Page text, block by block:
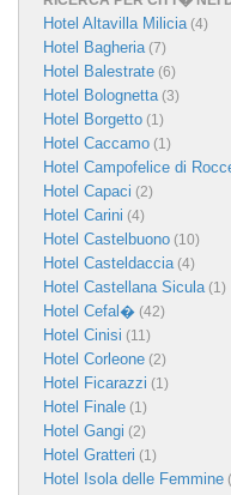
Hotel Altavilla Milicia(4)
Hotel Bagheria(7)
Hotel Balestrate (6)
Hotel Bolognetta(3)
Hotel Borgetto (1)
Hotel Caccamo (1)
Hotel Campofelice di
Hotel Capaci (2)
Hotel Carini (4)
Hotel Castelbuono (10)
Hotel Casteldaccia(4)
Hotel Castellana Sicula(1)
Hotel Cefal� (42)
Hotel Cinisi (11)
Hotel Corleone (2)
Hotel Ficarazzi (1)
Hotel Finale (1)
Hotel Gangi (2)
Hotel Gratteri (1)
Hotel Isola delle Femmine